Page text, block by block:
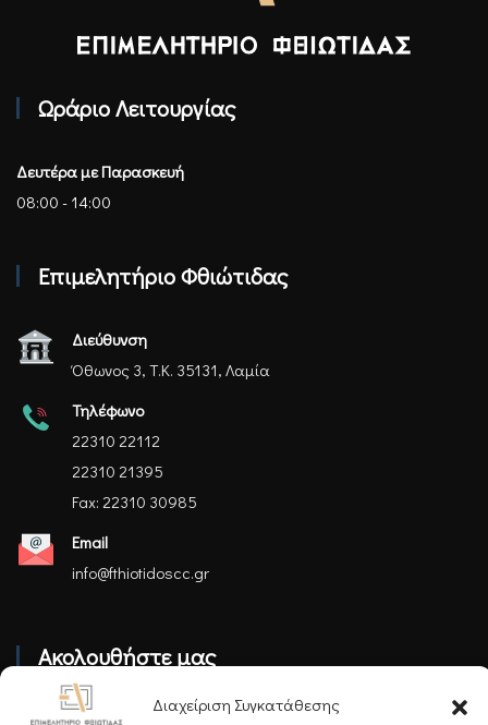
Διαχείριση Συγκατάθεσης
Ωράριο Λειτουργίας
Δευτέρα με Παρασκευή
08:00 - 14:00
Επιμελητήριο Φθιώτιδας
Διεύθυνση
Όθωνος 3, Τ.Κ. 35131, Λαμία
Τηλέφωνο
22310 22112
22310 21395
Fax: 22310 30985
Email
info@fthiotidoscc.gr
Ακολουθήστε μας